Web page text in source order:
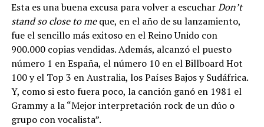
Esta es una buena excusa para volver a escucharDon’t
stand so close to meque, en el año de su lanzamiento,
fue el sencillo más exitoso en el Reino Unido con
900.000 copias vendidas. Además, alcanzó el puesto
número 1 en España, el número 10 en el Billboard Hot
100 y el Top 3 en Australia, los Países Bajos y Sudáfrica.
Y, como si esto fuera poco, la canción ganó en 1981 el
Grammy a la “Mejor interpretación rock de un dúo o
grupo con vocalista”.